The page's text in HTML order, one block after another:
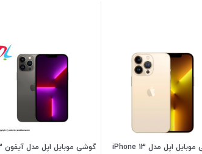
گوشی موبایل اپل مدل iPhone 13
گوشی